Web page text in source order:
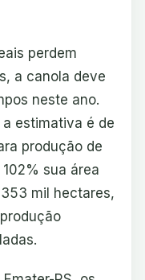
perdem
a canola deve
neste ano.
a estimativa é de
produção de
sua área
mil hectares,